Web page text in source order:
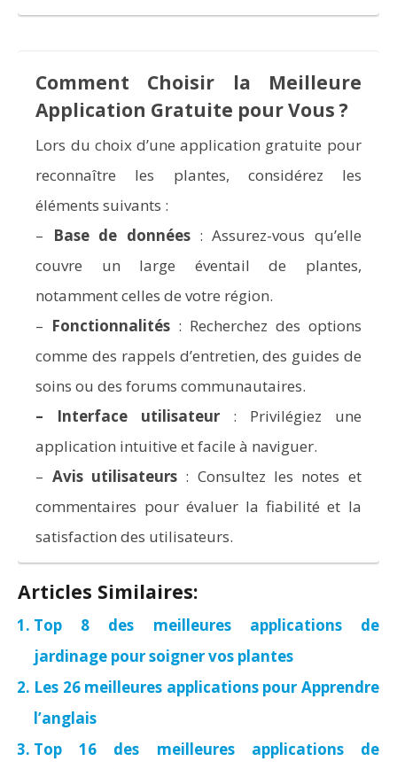
Comment Choisir la Meilleure
Application Gratuite pour Vous ?
Lors du choix d’une application gratuite pour
reconnaître les plantes, considérez les
éléments suivants :
– Base de données: Assurez-vous qu’elle
couvre un large éventail de plantes,
notamment celles de votre région.
– Fonctionnalités : Recherchez des options
comme des rappels d’entretien, des guides de
soins ou des forums communautaires.
–
Interface utilisateur : Privilégiez une
application intuitive et facile à naviguer.
– Avis utilisateurs : Consultez les notes et
commentaires pour évaluer la fiabilité et la
satisfaction des utilisateurs.
Articles Similaires:
Top 8 des meilleures applications de
jardinage pour soigner vos plantes
Les 26 meilleures applications pour Apprendre
l’anglais
Top 16 des meilleures applications de